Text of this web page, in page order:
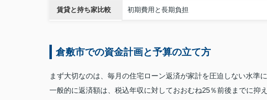
賃貸と持ち家比較 初期費用と長期負担
倉敷市での資金計画と予算の立て方
まず大切なのは、毎月の住宅ローン返済が家計を圧迫しない水準
一般的に返済額は、税込年収に対しておおむね25％前後までに抑